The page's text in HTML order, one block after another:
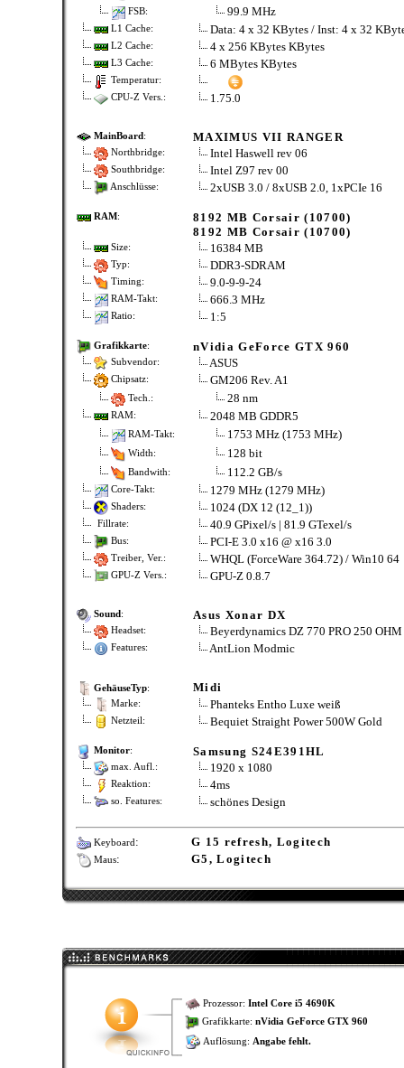
FSB: 99.9 MHz
L1 Cache: Data: 4 x 32 KBytes / Inst: 4 x 32
L2 Cache: 4 x 256 KBytes KBytes
L3 Cache: 6 MBytes KBytes
Temperatur:
CPU-Z Vers.:
1.75.0
MainBoard: MAXIMUS VII RANGER
Northbridge: Intel Haswell rev 06
Southbridge: Intel Z97 rev 00
Anschlüsse: 2xUSB 3.0 / 8xUSB 2.0, 1xPCIe 16
RAM:
8192 MB Corsair (10700)
8192 MB Corsair (10700)
Size: 16384 MB
Typ: DDR3-SDRAM
Timing: 9.0-9-9-24
RAM-Takt: 666.3 MHz
Ratio: 1:5
Grafikkarte: nVidia GeForce GTX 960
Subvendor: ASUS
Chipsatz: GM206 Rev. A1
Tech.: 28 nm
RAM: 2048 MB GDDR5
RAM-Takt: 1753 MHz (1753 MHz)
Width: 128 bit
Bandwith: 112.2 GB/s
Core-Takt: 1279 MHz (1279 MHz)
Shaders: 1024 (DX 12 (12_1))
Fillrate: 40.9 GPixel/s | 81.9 GTexel/s
Bus: PCI-E 3.0 x16 @ x16 3.0
Treiber, Ver.: WHQL (ForceWare 364.72) / Win10 64
GPU-Z Vers.: GPU-Z 0.8.7
Sound: Asus Xonar DX
Headset: Beyerdynamics DZ 770 PRO 250 OHM
Features: AntLion Modmic
GehäuseTyp: Midi
Marke: Phanteks Entho Luxe weiß
Netzteil: Bequiet Straight Power 500W Gold
Monitor: Samsung S24E391HL
max. Aufl.: 1920 x 1080
Reaktion: 4ms
so. Features: schönes Design
Keyboard: G 15 refresh, Logitech
Maus: G5, Logitech
Prozessor: Intel Core i5 4690K
Grafikkarte: nVidia GeForce GTX 960
Auflösung: Angabe fehlt.